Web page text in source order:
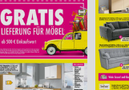
zur Auswahl von